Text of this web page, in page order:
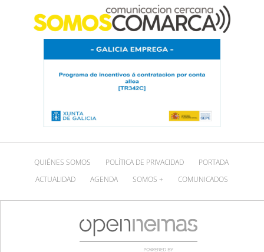
QUIÉNES SOMOS POLÍTICA DE PRIVACIDAD
PORTADA
ACTUALIDAD
AGENDA SOMOS + COMUNICADOS